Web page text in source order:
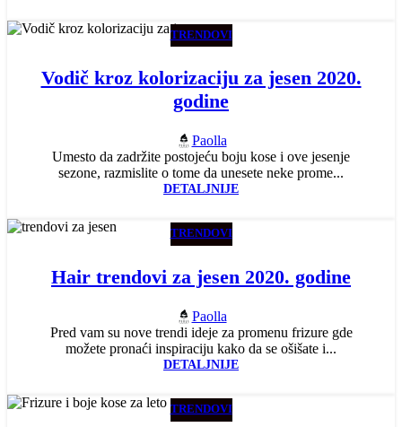
TRENDOVI
Vodič kroz kolorizaciju za jesen 2020.
godine
Paolla
Umesto da zadržite postojeću boju kose i ove jesenje
sezone, razmislite o tome da unesete neke prome...
DETALJNIJE
TRENDOVI
Hair trendovi za jesen 2020. godine
Paolla
Pred vam su nove trendi ideje za promenu frizure gde
možete pronaći inspiraciju kako da se ošišate i...
DETALJNIJE
TRENDOVI